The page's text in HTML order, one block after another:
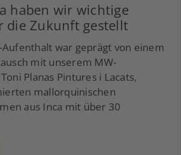
haben wir wichtige
die Zukunft gestellt
war geprägt von einem
mit unserem MW-
Planas Pintures i Lacats,
mallorquinischen
aus Inca mit über 30